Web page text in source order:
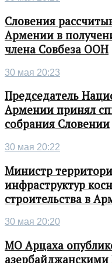
Словения
Армении в
члена Совбеза ООН
30 мая 20:23
Председатель
Армении принял
собрания Словении
30 мая 20:22
Министр
инфраструктур
строительства в
30 мая 20:20
МО Арцаха